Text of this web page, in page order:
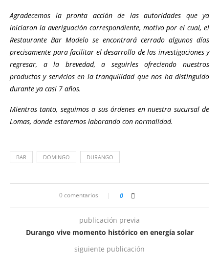
Agradecemos la pronta acción de las autoridades que ya
iniciaron la averiguación correspondiente, motivo por el cual, el
Restaurante Bar Modelo se encontrará cerrado algunos días
precisamente para facilitar el desarrollo de las investigaciones y
regresar, a la brevedad, a seguirles ofreciendo nuestros
productos y servicios en la tranquilidad que nos ha distinguido
durante ya casi 7 años.
Mientras tanto, seguimos a sus órdenes en nuestra sucursal de
Lomas, donde estaremos laborando con normalidad.
BAR DOMINGO DURANGO
0 comentarios 0
publicación previa
Durango vive momento histórico en energía solar
siguiente publicación